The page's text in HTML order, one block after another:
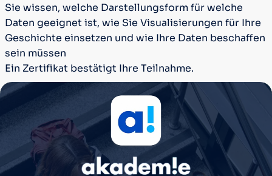
Sie wissen, welche Darstellungsform für welche
Daten geeignet ist, wie Sie Visualisierungen für Ihre
Geschichte einsetzen und wie Ihre Daten beschaffen
sein müssen
Ein Zertifikat bestätigt Ihre Teilnahme.